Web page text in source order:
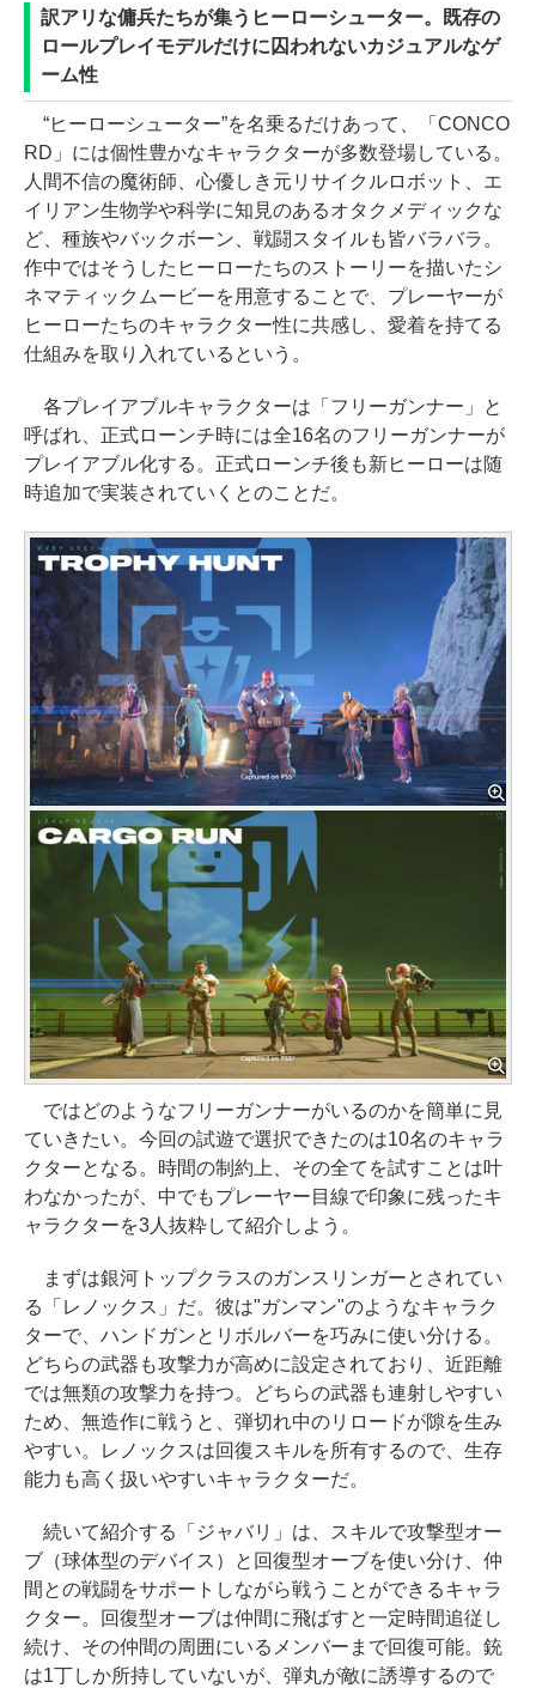
訳アリな傭兵たちが集うヒーローシューター。既存の
ロールプレイモデルだけに囚われないカジュアルなゲ
ーム性
“ヒーローシューター”を名乗るだけあって、「CONCO
RD」には個性豊かなキャラクターが多数登場している。
人間不信の魔術師、心優しき元リサイクルロボット、エ
イリアン生物学や科学に知見のあるオタクメディックな
ど、種族やバックボーン、戦闘スタイルも皆バラバラ。
作中ではそうしたヒーローたちのストーリーを描いたシ
ネマティックムービーを用意することで、プレーヤーが
ヒーローたちのキャラクター性に共感し、愛着を持てる
仕組みを取り入れているという。
各プレイアブルキャラクターは「フリーガンナー」と
呼ばれ、正式ローンチ時には全16名のフリーガンナーが
プレイアブル化する。正式ローンチ後も新ヒーローは随
時追加で実装されていくとのことだ。
ではどのようなフリーガンナーがいるのかを簡単に見
ていきたい。今回の試遊で選択できたのは10名のキャラ
クターとなる。時間の制約上、その全てを試すことは叶
わなかったが、中でもプレーヤー目線で印象に残ったキ
ャラクターを3人抜粋して紹介しよう。
まずは銀河トップクラスのガンスリンガーとされてい
る「レノックス」だ。彼は"ガンマン"のようなキャラク
ターで、ハンドガンとリボルバーを巧みに使い分ける。
どちらの武器も攻撃力が高めに設定されており、近距離
では無類の攻撃力を持つ。どちらの武器も連射しやすい
ため、無造作に戦うと、弾切れ中のリロードが隙を生み
やすい。レノックスは回復スキルを所有するので、生存
能力も高く扱いやすいキャラクターだ。
続いて紹介する「ジャバリ」は、スキルで攻撃型オー
ブ（球体型のデバイス）と回復型オーブを使い分け、仲
間との戦闘をサポートしながら戦うことができるキャラ
クター。回復型オーブは仲間に飛ばすと一定時間追従し
続け、その仲間の周囲にいるメンバーまで回復可能。銃
は1丁しか所持していないが、弾丸が敵に誘導するので